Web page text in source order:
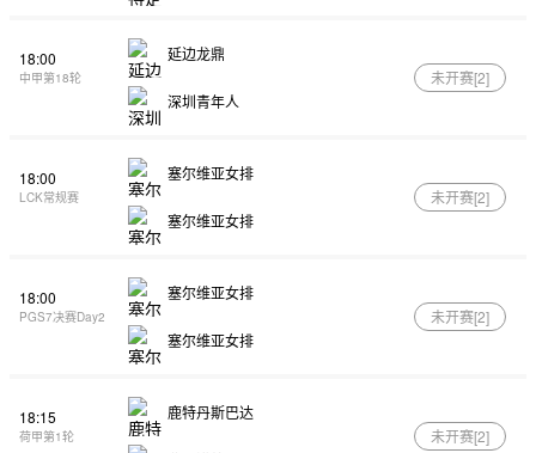
18:00
中甲第18轮
延边龙鼎
深圳青年人
未开赛[2]
18:00
LCK常规赛
塞尔维亚女排
塞尔维亚女排
未开赛[2]
18:00
PGS7决赛Day2
塞尔维亚女排
塞尔维亚女排
未开赛[2]
18:15
荷甲第1轮
鹿特丹斯巴达
未开赛[2]